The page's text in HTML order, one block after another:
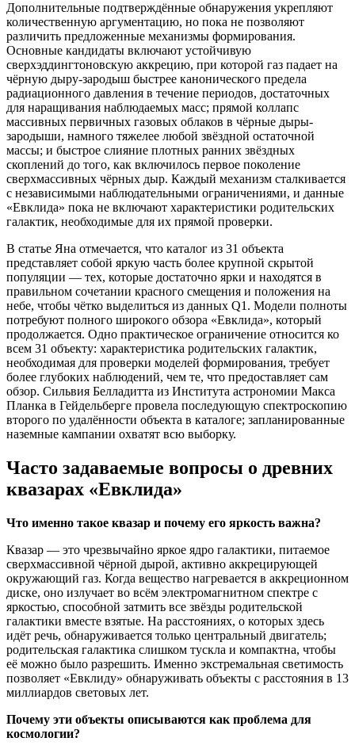
Дополнительные подтверждённые обнаружения укрепляют
количественную аргументацию, но пока не позволяют
различить предложенные механизмы формирования.
Основные кандидаты включают устойчивую
сверхэддингтоновскую аккрецию, при которой газ падает на
чёрную дыру-зародыш быстрее канонического предела
радиационного давления в течение периодов, достаточных
для наращивания наблюдаемых масс; прямой коллапс
массивных первичных газовых облаков в чёрные дыры-
зародыши, намного тяжелее любой звёздной остаточной
массы; и быстрое слияние плотных ранних звёздных
скоплений до того, как включилось первое поколение
сверхмассивных чёрных дыр. Каждый механизм сталкивается
с независимыми наблюдательными ограничениями, и данные
«Евклида» пока не включают характеристики родительских
галактик, необходимые для их прямой проверки.
В статье Яна отмечается, что каталог из 31 объекта
представляет собой яркую часть более крупной скрытой
популяции — тех, которые достаточно ярки и находятся в
правильном сочетании красного смещения и положения на
небе, чтобы чётко выделиться из данных Q1. Модели полноты
потребуют полного широкого обзора «Евклида», который
продолжается. Одно практическое ограничение относится ко
всем 31 объекту: характеристика родительских галактик,
необходимая для проверки моделей формирования, требует
более глубоких наблюдений, чем те, что предоставляет сам
обзор. Сильвия Белладитта из Института астрономии Макса
Планка в Гейдельберге провела последующую спектроскопию
второго по удалённости объекта в каталоге; запланированные
наземные кампании охватят всю выборку.
Часто задаваемые вопросы о древних
квазарах «Евклида»
Что именно такое квазар и почему его яркость важна?
Квазар — это чрезвычайно яркое ядро галактики, питаемое
сверхмассивной чёрной дырой, активно аккрецирующей
окружающий газ. Когда вещество нагревается в аккреционном
диске, оно излучает во всём электромагнитном спектре с
яркостью, способной затмить все звёзды родительской
галактики вместе взятые. На расстояниях, о которых здесь
идёт речь, обнаруживается только центральный двигатель;
родительская галактика слишком тускла и компактна, чтобы
её можно было разрешить. Именно экстремальная светимость
позволяет «Евклиду» обнаруживать объекты с расстояния в 13
миллиардов световых лет.
Почему эти объекты описываются как проблема для
космологии?